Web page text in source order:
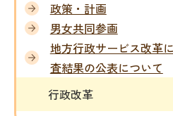
政策・計画
男女共同参画
地方行政サービス改革
査結果の公表について
行政改革